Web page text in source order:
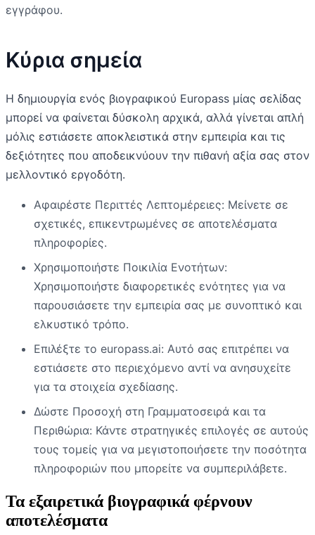
εγγράφου.
Κύρια σημεία
Η δημιουργία ενός βιογραφικού Europass μίας σελίδας
μπορεί να φαίνεται δύσκολη αρχικά, αλλά γίνεται απλή
μόλις εστιάσετε αποκλειστικά στην εμπειρία και τις
δεξιότητες που αποδεικνύουν την πιθανή αξία σας στον
μελλοντικό εργοδότη.
Αφαιρέστε Περιττές Λεπτομέρειες: Μείνετε σε
σχετικές, επικεντρωμένες σε αποτελέσματα
πληροφορίες.
Χρησιμοποιήστε Ποικιλία Ενοτήτων:
Χρησιμοποιήστε διαφορετικές ενότητες για να
παρουσιάσετε την εμπειρία σας με συνοπτικό και
ελκυστικό τρόπο.
Επιλέξτε το europass.ai: Αυτό σας επιτρέπει να
εστιάσετε στο περιεχόμενο αντί να ανησυχείτε
για τα στοιχεία σχεδίασης.
Δώστε Προσοχή στη Γραμματοσειρά και τα
Περιθώρια: Κάντε στρατηγικές επιλογές σε αυτούς
τους τομείς για να μεγιστοποιήσετε την ποσότητα
πληροφοριών που μπορείτε να συμπεριλάβετε.
Τα εξαιρετικά βιογραφικά φέρνουν
αποτελέσματα